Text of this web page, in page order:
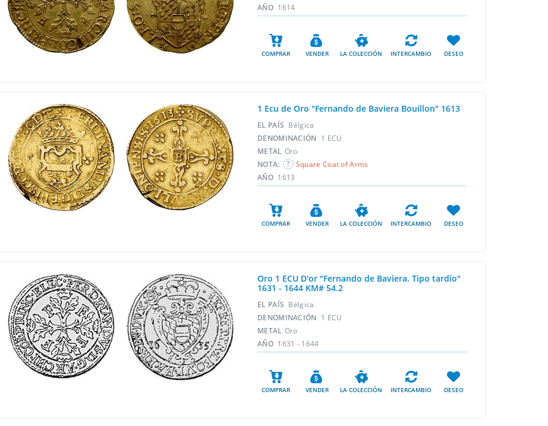
AÑO 1614
COMPRAR VENDER LA COLECCIÓN INTERCAMBIO DESEO
1 Ecu de Oro "Fernando de Baviera Bouillon" 1613
EL PAÍS Bélgica
DENOMINACIÓN 1 ECU
METAL Oro
NOTA:
Square Coat of Arms
AÑO 1613
COMPRAR VENDER LA COLECCIÓN INTERCAMBIO DESEO
Oro 1 ECU D'or "Fernando de Baviera. Tipo tardío"
1631 - 1644 KM# 54.2
EL PAÍS Bélgica
DENOMINACIÓN 1 ECU
METAL Oro
AÑO 1631 - 1644
COMPRAR VENDER LA COLECCIÓN INTERCAMBIO DESEO